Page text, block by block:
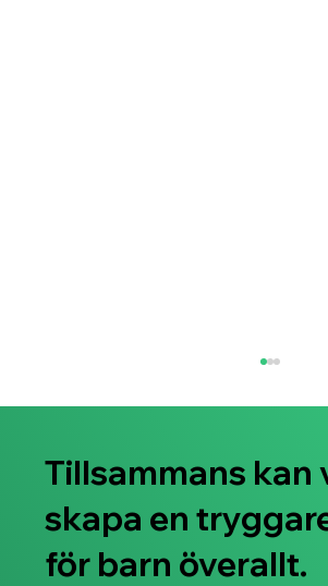
Tillsammans kan
skapa en
för barn överallt.